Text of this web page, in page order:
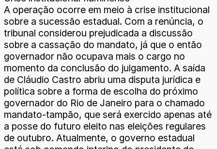
A operação ocorre em meio à crise institucional
sobre a sucessão estadual. Com a renúncia, o
tribunal considerou prejudicada a discussão
sobre a cassação do mandato, já que o então
governador não ocupava mais o cargo no
momento da conclusão do julgamento. A saída
de Cláudio Castro abriu uma disputa jurídica e
política sobre a forma de escolha do próximo
governador do Rio de Janeiro para o chamado
mandato-tampão, que será exercido apenas até
a posse do futuro eleito nas eleições regulares
de outubro. Atualmente, o governo estadual